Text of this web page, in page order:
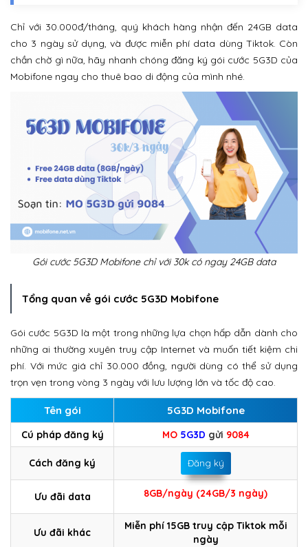
Chỉ với 30.000đ/tháng, quý khách hàng nhận đến 24GB data
cho 3 ngày sử dụng, và được miễn phí data dùng Tiktok. Còn
chần chờ gì nữa, hãy nhanh chóng đăng ký gói cước 5G3D của
Mobifone ngay cho thuê bao di động của mình nhé.
Gói cước 5G3D Mobifone chỉ với 30k có ngay 24GB data
Tổng quan về gói cước 5G3D Mobifone
Gói cước 5G3D là một trong những lựa chọn hấp dẫn dành cho
những ai thường xuyên truy cập Internet và muốn tiết kiệm chi
phí. Với mức giá chỉ 30.000 đồng, người dùng có thể sử dụng
trọn vẹn trong vòng 3 ngày với lưu lượng lớn và tốc độ cao.
Tên gói 5G3D Mobifone
Cú pháp đăng ký MO 5G3D gửi 9084
Cách đăng ký Đăng ký
Ưu đãi data 8GB/ngày (24GB/3 ngày)
Ưu đãi khác
Miễn phí 15GB truy cập Tiktok mỗi
ngày